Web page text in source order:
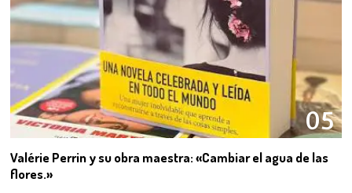
05
Valérie Perrin y su obra maestra: «Cambiar el agua de las
flores.»